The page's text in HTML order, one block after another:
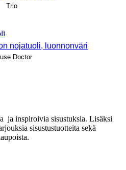
Trio
nojatuoli, luonnonväri
Doctor
ja inspiroivia sisustuksia. Lisäksi
sisustustuotteita sekä